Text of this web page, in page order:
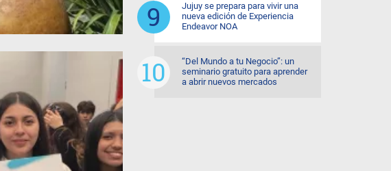
Jujuy se prepara para vivir una
nueva edición de Experiencia
Endeavor NOA
“Del Mundo a tu Negocio”: un
seminario gratuito para aprender
a abrir nuevos mercados